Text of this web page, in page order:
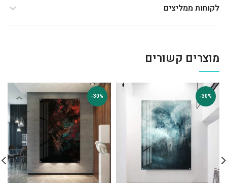
לקוחות ממליצים
מוצרים קשורים
-30%
-30%